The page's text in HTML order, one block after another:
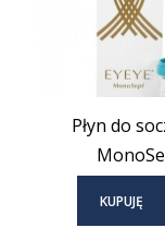
Płyn do
KUPUJĘ